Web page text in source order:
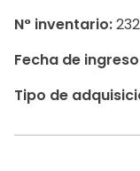
N° inventario:232
Fecha de
Tipo de